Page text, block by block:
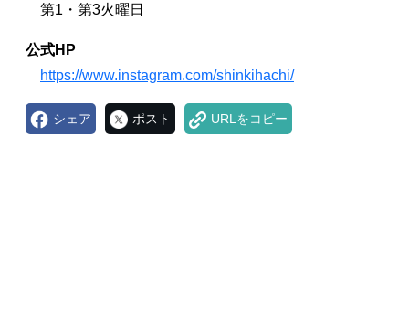
第1・第3火曜日
公式HP
https://www.instagram.com/shinkihachi/
シェア ポスト URLをコピー